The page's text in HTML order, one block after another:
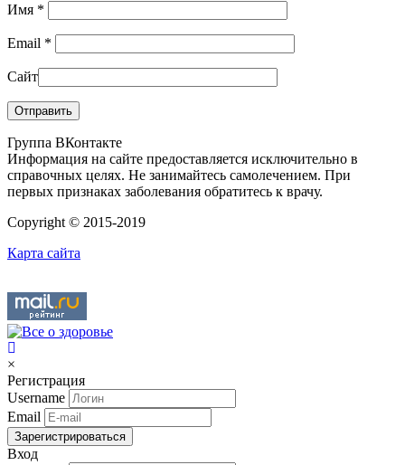
Имя *
Email *
Сайт
Группа ВКонтакте
Информация на сайте предоставляется исключительно в
справочных целях. Не занимайтесь самолечением. При
первых признаках заболевания обратитесь к врачу.
Copyright © 2015-2019
Карта сайта
×
Регистрация
Username
Email
Зарегистрироваться
Вход